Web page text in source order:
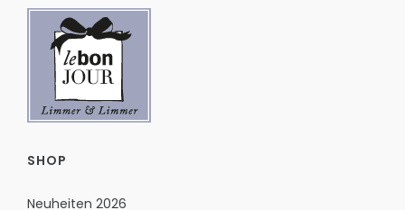
SHOP
Neuheiten 2026